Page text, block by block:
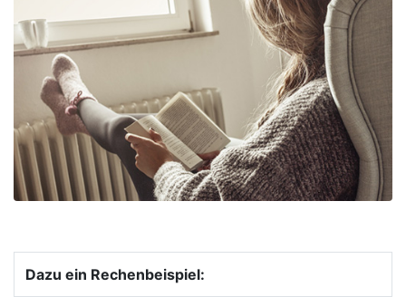
Dazu ein Rechenbeispiel: